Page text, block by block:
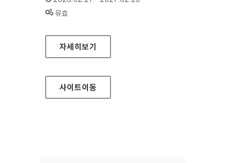
상태 :
유효
국가트라우마센터
자세히보기
사이트이동